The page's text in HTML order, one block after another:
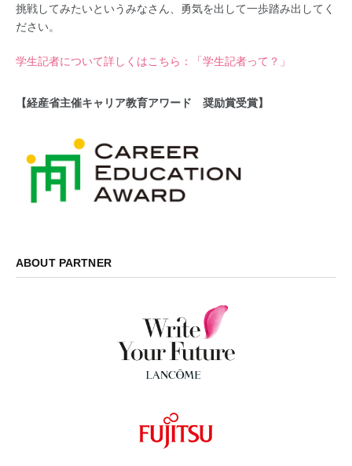
挑戦してみたいというみなさん、勇気を出して一歩踏み出してく
ださい。
学生記者について詳しくはこちら：「学生記者って？」
【経産省主催キャリア教育アワード 奨励賞受賞】
ABOUT PARTNER